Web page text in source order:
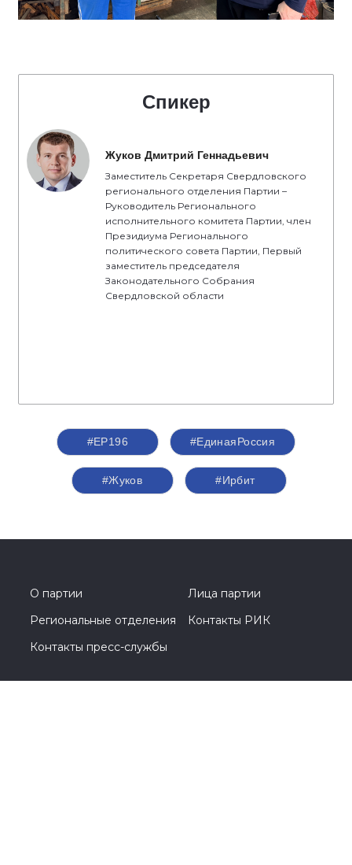
Спикер
Жуков Дмитрий Геннадьевич
Заместитель Секретаря Свердловского
регионального отделения Партии –
Руководитель Регионального
исполнительного комитета Партии, член
Президиума Регионального
политического совета Партии, Первый
заместитель председателя
Законодательного Собрания
Свердловской области
#ЕР196 #‎ЕдинаяРоссия
#Жуков #Ирбит
О партии
Лица партии
Региональные отделения
Контакты РИК
Контакты пресс-службы